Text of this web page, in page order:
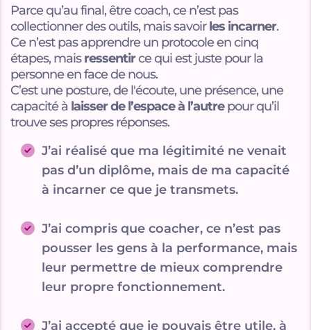
Parce qu’au final, être coach, ce n’est pas
collectionner des outils, mais savoirles incarner.
Ce n’est pas apprendre un protocole en cinq
étapes, maisressentirce qui est juste pour la
personne en face de nous.
C’est une posture, de l'écoute, une présence, une
capacité à laisser de l’espace à l’autrepour qu’il
trouve ses propres réponses.
J’ai réalisé que ma légitimité ne venait
pas d’un diplôme, mais de ma capacité
à incarner ce que je transmets.
J’ai compris que coacher, ce n’est pas
pousser les gens à la performance, mais
leur permettre de mieux comprendre
leur propre fonctionnement.
J’ai accepté que je pouvais être utile, à